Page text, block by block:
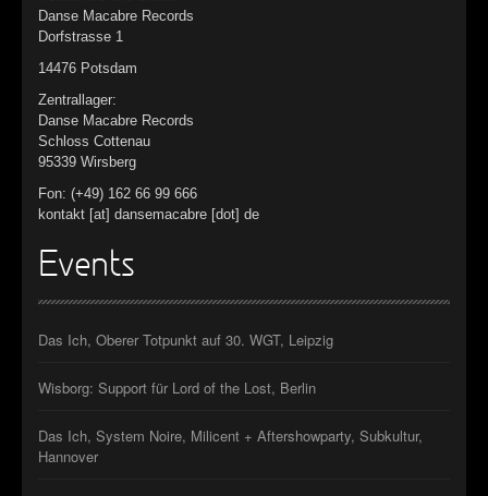
Danse Macabre Records
Dorfstrasse 1
14476 Potsdam
Zentrallager:
Danse Macabre Records
Schloss Cottenau
95339 Wirsberg
Fon: (+49) 162 66 99 666
kontakt [at] dansemacabre [dot] de
Events
Das Ich, Oberer Totpunkt auf 30. WGT, Leipzig
Wisborg: Support für Lord of the Lost, Berlin
Das Ich, System Noire, Milicent + Aftershowparty, Subkultur,
Hannover